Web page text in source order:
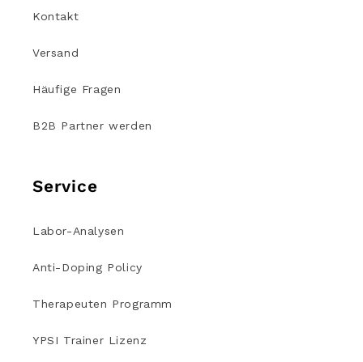
Kontakt
Versand
Häufige Fragen
B2B Partner werden
Service
Labor-Analysen
Anti-Doping Policy
Therapeuten Programm
YPSI Trainer Lizenz